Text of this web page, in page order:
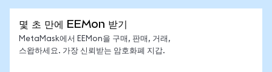
몇 초 만에 EEMon 받기
MetaMask에서 EEMon을 구매, 판매, 거래,
스왑하세요. 가장 신뢰받는 암호화폐 지갑.